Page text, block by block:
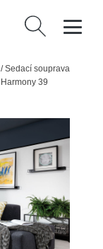
Vyhledávání
/Sedací souprava
39